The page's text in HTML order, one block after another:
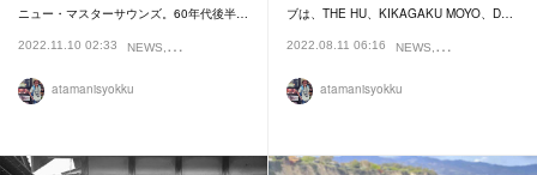
ニュー・マスターサウンズ。60年代後半…
2022.11.10 02:33 NEWS REVIEW
atamanisyokku
ブは、THE HU、KIKAGAKU MOYO、D…
2022.08.11 06:16 NEWS REVIEW
atamanisyokku